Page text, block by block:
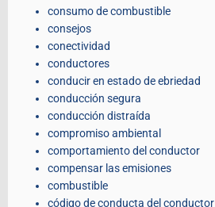
consumo de combustible
consejos
conectividad
conductores
conducir en estado de ebriedad
conducción segura
conducción distraída
compromiso ambiental
comportamiento del conductor
compensar las emisiones
combustible
código de conducta del conductor